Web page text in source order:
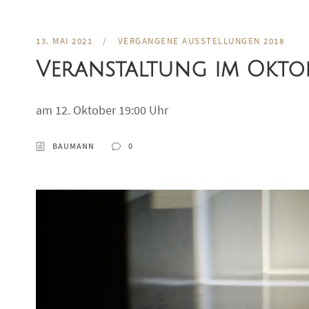
13. MAI 2021 / VERGANGENE AUSSTELLUNGEN 2018
Veranstaltung im
am 12. Oktober 19:00 Uhr
BAUMANN 0